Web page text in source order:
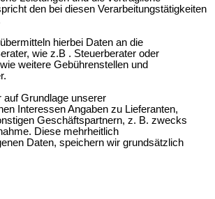
den bei diesen Verarbeitungstätigkeiten
hierbei Daten an die
wie z.B . Steuerberater oder
weitere Gebührenstellen und
Grundlage unserer
Interessen Angaben zu Lieferanten,
Geschäftspartnern, z. B. zwecks
Diese mehrheitlich
Daten, speichern wir grundsätzlich